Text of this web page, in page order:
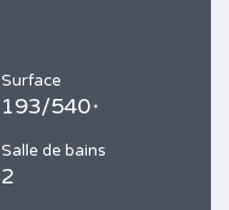
Surface
193/540 *
Salle de bains
2